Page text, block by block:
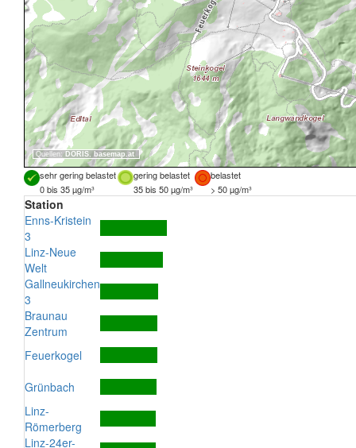
Quellen: DORIS, basemap.at
sehr gering belastet gering belastet
belastet
0 bis 35 µg/m³
35 bis 50 µg/m³ > 50 µg/m³
Station
Enns-Kristein
3
Linz-Neue
Welt
Gallneukirchen
3
Braunau
Zentrum
Feuerkogel
Grünbach
Linz-
Römerberg
Linz-24er-